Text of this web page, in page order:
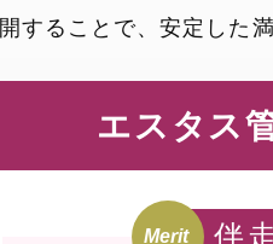
することで、安定した満
エスタス
伴